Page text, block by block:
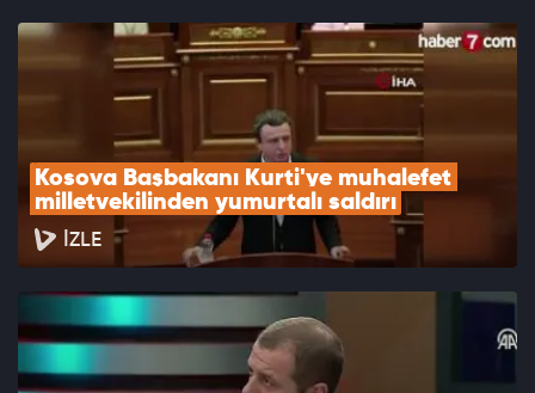
Kosova Başbakanı Kurti'ye muhalefet
milletvekilinden yumurtalı saldırı
İZLE